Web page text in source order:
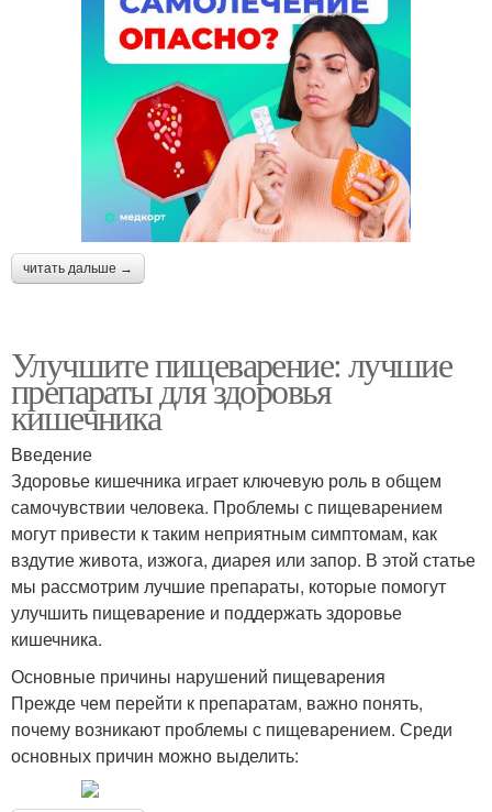
читать дальше →
Улучшите пищеварение: лучшие
препараты для здоровья
кишечника
Введение
Здоровье кишечника играет ключевую роль в общем
самочувствии человека. Проблемы с пищеварением
могут привести к таким неприятным симптомам, как
вздутие живота, изжога, диарея или запор. В этой статье
мы рассмотрим лучшие препараты, которые помогут
улучшить пищеварение и поддержать здоровье
кишечника.
Основные причины нарушений пищеварения
Прежде чем перейти к препаратам, важно понять,
почему возникают проблемы с пищеварением. Среди
основных причин можно выделить: